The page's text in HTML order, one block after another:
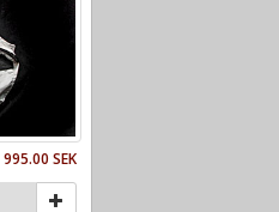
995.00 SEK